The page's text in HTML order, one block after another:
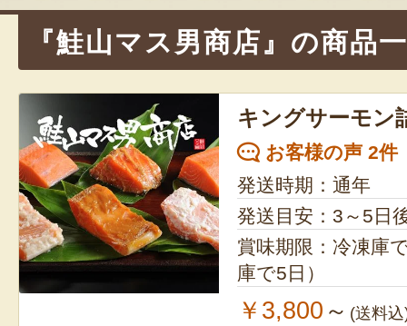
ナ
シ
ョ
ン
『鮭山マス男商店』の商品
キングサーモン
お客様の声 2件
発送時期：通年
発送目安：3～5日
賞味期限：冷凍庫
庫で5日）
￥3,800 ～ (送料